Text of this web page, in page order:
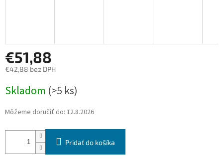
€51,88
€42,88 bez DPH
cena:
Skladom (>5 ks)
Môžeme doručiť do: 12.8.2026
Pridať do košíka